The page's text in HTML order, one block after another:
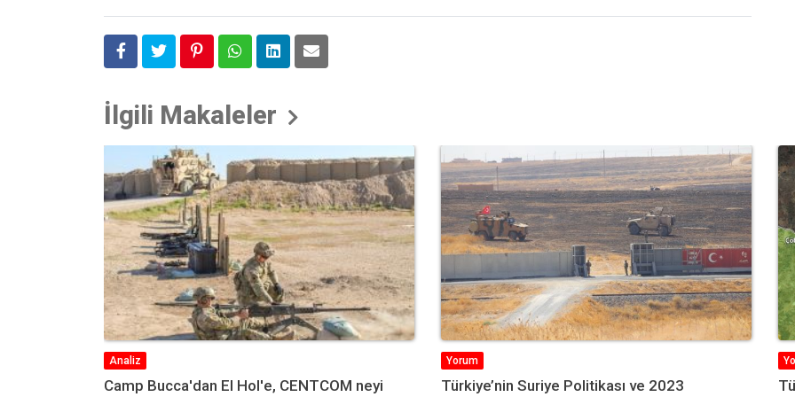
İlgili Makaleler
Yorum
Türkiye’nin Suriye Politikası ve 2023
Yorum
Türkiye’nin Muhtemel Askeri Operasyonunda